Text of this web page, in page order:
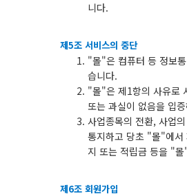
니다.
제5조 서비스의 중단
"몰"은 컴퓨터 등 정보
습니다.
"몰"은 제1항의 사유로
또는 과실이 없음을 입
사업종목의 전환, 사업
통지하고 당초 "몰"에서
지 또는 적립금 등을 "
제6조 회원가입